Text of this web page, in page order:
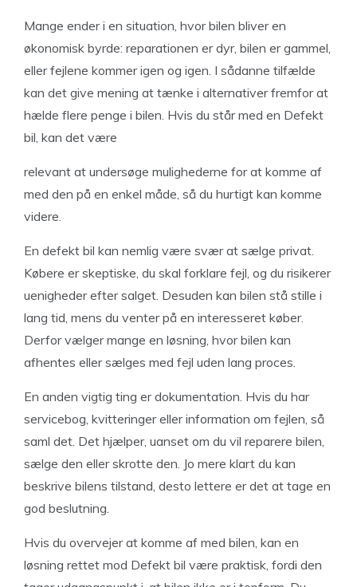
Mange ender i en situation, hvor bilen bliver en
økonomisk byrde: reparationen er dyr, bilen er gammel,
eller fejlene kommer igen og igen. I sådanne tilfælde
kan det give mening at tænke i alternativer fremfor at
hælde flere penge i bilen. Hvis du står med en Defekt
bil, kan det være
relevant at undersøge mulighederne for at komme af
med den på en enkel måde, så du hurtigt kan komme
videre.
En defekt bil kan nemlig være svær at sælge privat.
Købere er skeptiske, du skal forklare fejl, og du risikerer
uenigheder efter salget. Desuden kan bilen stå stille i
lang tid, mens du venter på en interesseret køber.
Derfor vælger mange en løsning, hvor bilen kan
afhentes eller sælges med fejl uden lang proces.
En anden vigtig ting er dokumentation. Hvis du har
servicebog, kvitteringer eller information om fejlen, så
saml det. Det hjælper, uanset om du vil reparere bilen,
sælge den eller skrotte den. Jo mere klart du kan
beskrive bilens tilstand, desto lettere er det at tage en
god beslutning.
Hvis du overvejer at komme af med bilen, kan en
løsning rettet mod Defekt bil være praktisk, fordi den